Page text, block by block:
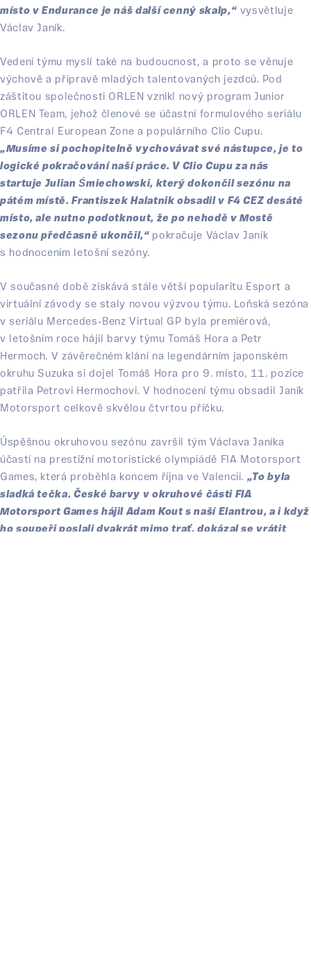
místo v Endurance je náš další cenný skalp,“ vysvětluje
Václav Janík.
Vedení týmu myslí také na budoucnost, a proto se věnuje
výchově a přípravě mladých talentovaných jezdců. Pod
záštitou společnosti ORLEN vznikl nový program Junior
ORLEN Team, jehož členové se účastní formulového seriálu
F4 Central European Zone a populárního Clio Cupu.
„Musíme si pochopitelně vychovávat své nástupce, je to
logické pokračování naší práce. V Clio Cupu za nás
startuje Julian Śmiechowski, který dokončil sezónu na
pátém místě. Frantiszek Halatnik obsadil v F4 CEZ desáté
místo, ale nutno podotknout, že po nehodě v Mostě
sezonu předčasně ukončil,“ pokračuje Václav Janík
s hodnocením letošní sezóny.
V současné době získává stále větší popularitu Esport a
virtuální závody se staly novou výzvou týmu. Loňská sezóna
v seriálu Mercedes-Benz Virtual GP byla premiérová,
v letošním roce hájil barvy týmu Tomáš Hora a Petr
Hermoch. V závěrečném klání na legendárním japonském
okruhu Suzuka si dojel Tomáš Hora pro 9. místo, 11. pozice
patřila Petrovi Hermochovi. V hodnocení týmu obsadil Janík
Motorsport celkově skvělou čtvrtou příčku.
Úspěšnou okruhovou sezónu završil tým Václava Janíka
účastí na prestižní motoristické olympiádě FIA Motorsport
Games, která proběhla koncem října ve Valencii. „To byla
sladká tečka. České barvy v okruhové části FIA
Motorsport Games hájil Adam Kout s naší Elantrou, a i když
ho soupeři poslali dvakrát mimo trať, dokázal se vrátit